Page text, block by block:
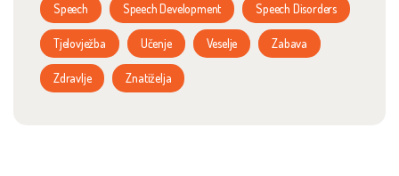
Speech Speech Development Speech Disorders
Tjelovježba Učenje Veselje Zabava
Zdravlje Znatiželja